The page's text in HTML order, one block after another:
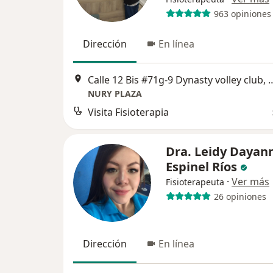
963 opiniones
Dirección En línea
Calle 12 Bis
NURY PLAZA
Visita Fisioterapia
Dra. Leidy
Espinel Ríos
Fisioterapeuta · Ver más
26 opiniones
Dirección En línea